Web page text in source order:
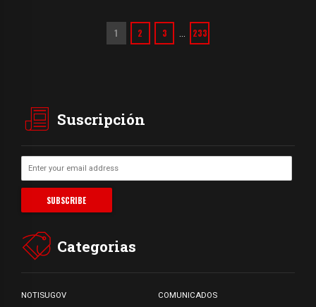
1 2 3 233
Suscripción
Categorias
NOTISUGOV COMUNICADOS